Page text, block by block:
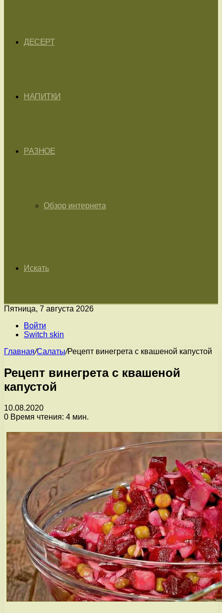
ДЕСЕРТ
НАПИТКИ
РАЗНОЕ
Обзор интернета
Искать
Пятница, 7 августа 2026
Войти
Switch skin
Главная/Салаты/Рецепт винегрета с квашеной капустой
Рецепт винегрета с квашеной
капустой
10.08.2020
0 Время чтения: 4 мин.